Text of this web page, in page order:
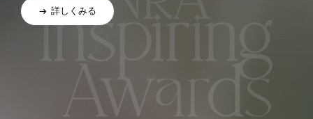
詳しくみる